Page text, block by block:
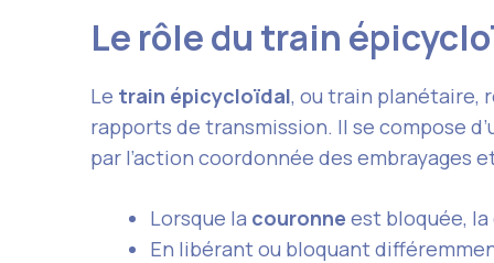
Le rôle du train
Le train épicycloïdal, ou train planétaire,
rapports de transmission. Il se compose
par l’action coordonnée des
Lorsque la couronne est bloquée,
En libérant ou bloquant